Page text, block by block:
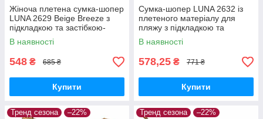
Жіноча плетена сумка-шопер
LUNA 2629 Beige Breeze з
підкладкою та застібкою-
блискавкою
В наявності
548 ₴ 685 ₴
Купити
Сумка-шопер LUNA 2632 із
плетеного матеріалу для
пляжу з підкладкою та
застібкою на блискавку
В наявності
578,25 ₴ 771 ₴
Купити
Тренд сезона –22% Тренд сезона –22%